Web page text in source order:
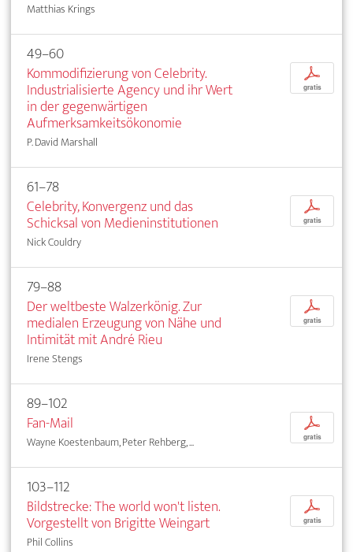
Matthias Krings
49–60
Kommodifizierung von Celebrity.
Industrialisierte Agency und ihr Wert
in der gegenwärtigen
Aufmerksamkeitsökonomie
P. David Marshall
p
gratis
61–78
Celebrity, Konvergenz und das
Schicksal von Medieninstitutionen
Nick Couldry
p
gratis
79–88
Der weltbeste Walzerkönig. Zur
medialen Erzeugung von Nähe und
Intimität mit André Rieu
Irene Stengs
p
gratis
89–102
Fan-Mail
Wayne Koestenbaum, Peter Rehberg, ...
p
gratis
103–112
Bildstrecke: The world won't listen.
Vorgestellt von Brigitte Weingart
Phil Collins
p
gratis